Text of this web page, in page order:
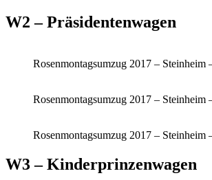
W2 – Präsidentenwagen
Rosenmontagsumzug 2017 –
Rosenmontagsumzug 2017 –
Rosenmontagsumzug 2017 –
W3 – Kinderprinzenwagen